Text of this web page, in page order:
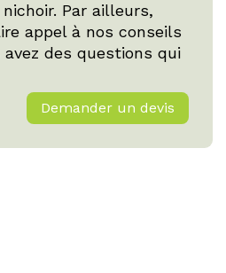
Par ailleurs,
appel à nos conseils
avez des questions qui
Demander un devis